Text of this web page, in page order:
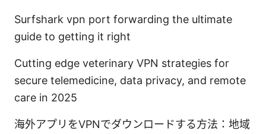
Surfshark vpn port forwarding the ultimate
guide to getting it right
Cutting edge veterinary VPN strategies for
secure telemedicine, data privacy, and remote
care in 2025
海外アプリをVPNでダウンロードする方法：地域